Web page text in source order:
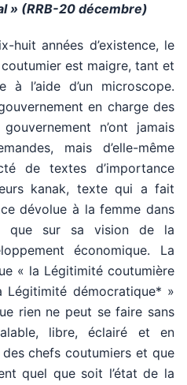
» (RRB-20 décembre)
huit années d’existence, le
est maigre, tant et
à l’aide d’un microscope.
en charge des
n’ont jamais
mais d’elle-même
de textes d’importance
kanak, texte qui a fait
dévolue à la femme dans
que sur sa vision de la
économique. La
« la Légitimité coutumière
Légitimité démocratique* »
rien ne peut se faire sans
libre, éclairé et en
chefs coutumiers et que
quel que soit l’état de la